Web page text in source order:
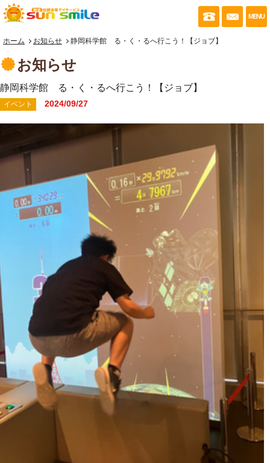
053-430-お問
MENU
ホーム お知らせ 静岡科学館 る・く・るへ行こう！【ジョブ】
お知らせ
静岡科学館 る・く・るへ行こう！【ジョブ】
イベント 2024/09/27